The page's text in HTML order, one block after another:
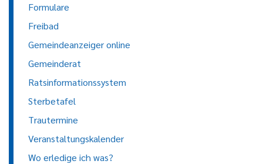
Formulare
Freibad
Gemeindeanzeiger online
Gemeinderat
Ratsinformationssystem
Sterbetafel
Trautermine
Veranstaltungskalender
Wo erledige ich was?